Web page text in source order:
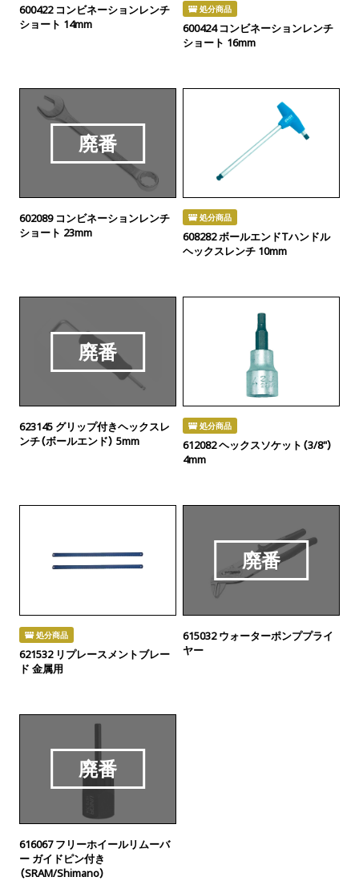
600422 コンビネーションレンチ
ショート 14mm
処分商品
600424 コンビネーションレンチ
ショート 16mm
廃番
602089 コンビネーションレンチ
ショート 23mm
処分商品
608282 ボールエンドTハンドル
ヘックスレンチ 10mm
廃番
623145 グリップ付きヘックスレ
ンチ（ボールエンド） 5mm
処分商品
612082 ヘックスソケット（3/8"）
4mm
処分商品
621532 リプレースメントブレー
ド 金属用
615032 ウォーターポンププライ
ヤー
廃番
616067 フリーホイールリムーバ
ー ガイドピン付き
（SRAM/Shimano）